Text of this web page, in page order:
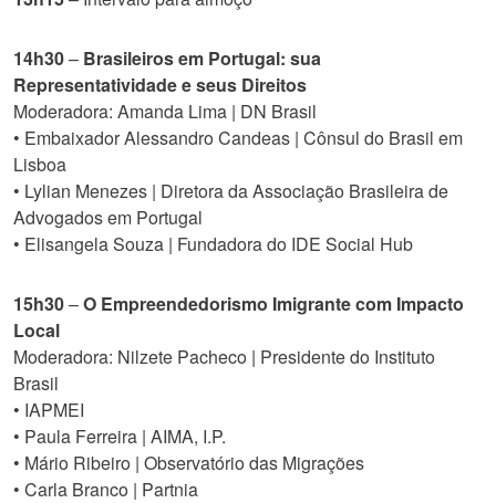
14h30– Brasileiros em Portugal: sua
Representatividade e seus Direitos
Moderadora: Amanda Lima | DN Brasil
• Embaixador Alessandro Candeas | Cônsul do Brasil em
Lisboa
• Lylian Menezes | Diretora da Associação Brasileira de
Advogados em Portugal
• Elisangela Souza | Fundadora do IDE Social Hub
15h30–O Empreendedorismo Imigrante com Impacto
Local
Moderadora: Nilzete Pacheco | Presidente do Instituto
Brasil
• IAPMEI
• Paula Ferreira | AIMA, I.P.
• Mário Ribeiro | Observatório das Migrações
• Carla Branco | Partnia